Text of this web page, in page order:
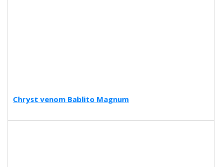
Chryst venom Bablito Magnum